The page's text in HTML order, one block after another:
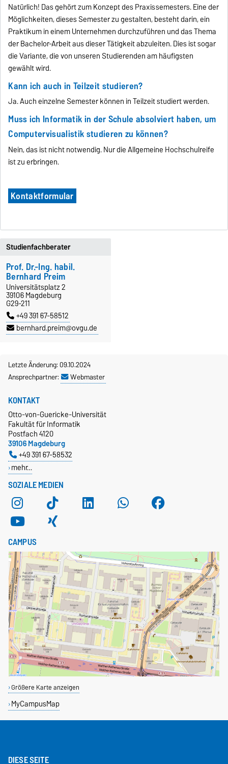
Natürlich! Das gehört zum Konzept des Praxissemesters. Eine der
Möglichkeiten, dieses Semester zu gestalten, besteht darin, ein
Praktikum in einem Unternehmen durchzuführen und das Thema
der Bachelor-Arbeit aus dieser Tätigkeit abzuleiten. Dies ist sogar
die Variante, die von unseren Studierenden am häufigsten
gewählt wird.
Kann ich auch in Teilzeit studieren?
Ja. Auch einzelne Semester können in Teilzeit studiert werden.
Muss ich Informatik in der Schule absolviert haben, um
Computervisualistik studieren zu können?
Nein, das ist nicht notwendig. Nur die Allgemeine Hochschulreife
ist zu erbringen.
Kontaktformular
Studienfachberater
Prof. Dr.-Ing. habil.
Bernhard Preim
Universitätsplatz 2
39106 Magdeburg
G29-211
+49 391 67-58512
bernhard.preim@ovgu.de
Letzte Änderung: 09.10.2024
Ansprechpartner:
Webmaster
SOZIALE MEDIEN
KONTAKT
Otto-von-Guericke-Universität
Fakultät für Informatik
Postfach 4120
39106 Magdeburg
+49 391 67-58532
mehr…
CAMPUS
Größere Karte anzeigen
MyCampusMap
DIESE SEITE